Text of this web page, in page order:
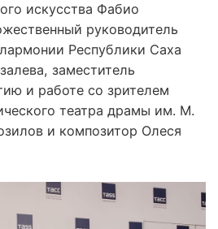
искусства Фабио
руководитель
Республики Саха
заместитель
и работе со зрителем
театра драмы им. М.
и композитор Олеся